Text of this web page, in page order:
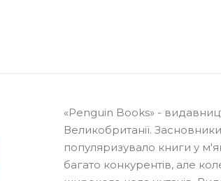
«Penguin Books» -
Великобританії.
популяризувало книги у
багато конкурентів, але